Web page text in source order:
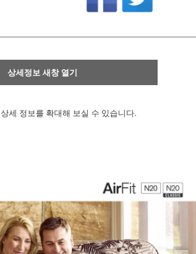
상세정보 새창 열기
상세 정보를 확대해 보실 수 있습니다.